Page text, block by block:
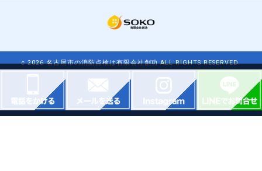
c 2026 名古屋市の消防点検は有限会社創功 ALL RIGHTS RESERVED.